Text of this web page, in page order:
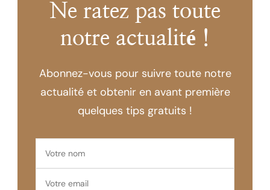
Ne ratez pas toute
notre actualité !
Abonnez-vous pour suivre toute notre
actualité et obtenir en avant première
quelques tips gratuits !